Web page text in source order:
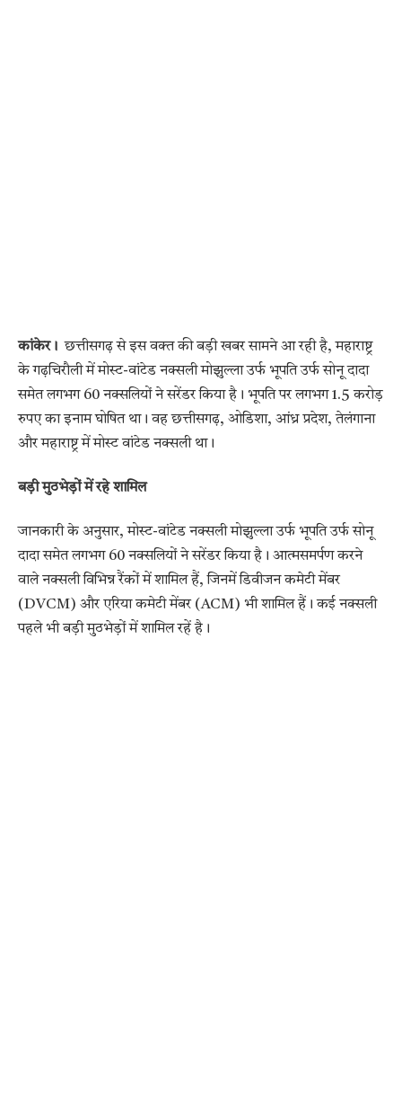
कांकेर। छत्तीसगढ़ से इस वक्त की बड़ी खबर सामने आ रही है, महाराष्ट्र
के गढ़चिरौली में मोस्ट-वांटेड नक्सली मोझुल्ला उर्फ भूपति उर्फ सोनू दादा
समेत लगभग 60 नक्सलियों ने सरेंडर किया है। भूपति पर लगभग 1.5 करोड़
रुपए का इनाम घोषित था। वह छत्तीसगढ़, ओडिशा, आंध्र प्रदेश, तेलंगाना
और महाराष्ट्र में मोस्ट वांटेड नक्सली था।
बड़ी मुठभेड़ों में रहे शामिल
जानकारी के अनुसार, मोस्ट-वांटेड नक्सली मोझुल्ला उर्फ भूपति उर्फ सोनू
दादा समेत लगभग 60 नक्सलियों ने सरेंडर किया है। आत्मसमर्पण करने
वाले नक्सली विभिन्न रैंकों में शामिल हैं, जिनमें डिवीजन कमेटी मेंबर
(DVCM) और एरिया कमेटी मेंबर (ACM) भी शामिल हैं। कई नक्सली
पहले भी बड़ी मुठभेड़ों में शामिल रहें है।